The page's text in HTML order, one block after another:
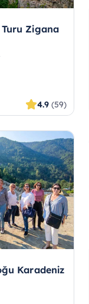
Turu Zigana
4.9 (59)
Karadeniz